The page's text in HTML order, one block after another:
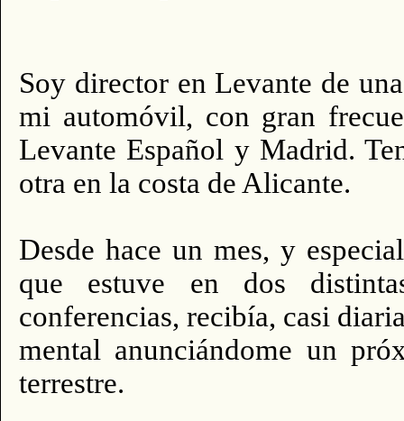
Soy director en Levante de
mi automóvil, con gran
Levante Español y Madrid.
otra en la costa de Alicante.
Desde hace un mes, y
que estuve en dos
conferencias, recibía, casi
mental anunciándome un
terrestre.